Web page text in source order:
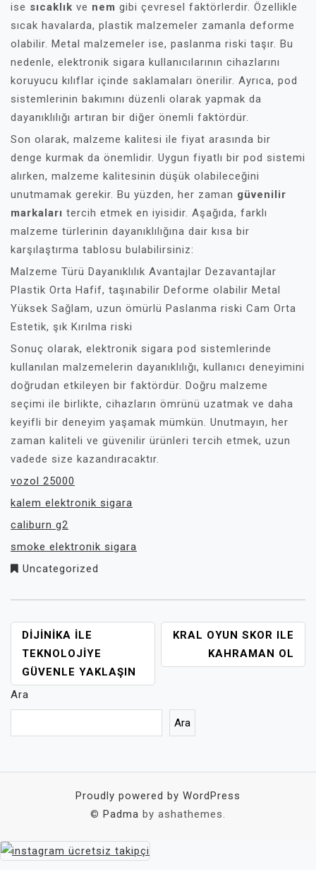
ise sıcaklık ve nem gibi çevresel faktörlerdir. Özellikle
sıcak havalarda, plastik malzemeler zamanla deforme
olabilir. Metal malzemeler ise, paslanma riski taşır. Bu
nedenle, elektronik sigara kullanıcılarının cihazlarını
koruyucu kılıflar içinde saklamaları önerilir. Ayrıca, pod
sistemlerinin bakımını düzenli olarak yapmak da
dayanıklılığı artıran bir diğer önemli faktördür.
Son olarak, malzeme kalitesi ile fiyat arasında bir
denge kurmak da önemlidir. Uygun fiyatlı bir pod sistemi
alırken, malzeme kalitesinin düşük olabileceğini
unutmamak gerekir. Bu yüzden, her zaman güvenilir
markaları tercih etmek en iyisidir. Aşağıda, farklı
malzeme türlerinin dayanıklılığına dair kısa bir
karşılaştırma tablosu bulabilirsiniz:
Malzeme Türü Dayanıklılık Avantajlar Dezavantajlar
Plastik Orta Hafif, taşınabilir Deforme olabilir Metal
Yüksek Sağlam, uzun ömürlü Paslanma riski Cam Orta
Estetik, şık Kırılma riski
Sonuç olarak, elektronik sigara pod sistemlerinde
kullanılan malzemelerin dayanıklılığı, kullanıcı deneyimini
doğrudan etkileyen bir faktördür. Doğru malzeme
seçimi ile birlikte, cihazların ömrünü uzatmak ve daha
keyifli bir deneyim yaşamak mümkün. Unutmayın, her
zaman kaliteli ve güvenilir ürünleri tercih etmek, uzun
vadede size kazandıracaktır.
vozol 25000
kalem elektronik sigara
caliburn g2
smoke elektronik sigara
Uncategorized
YAZI
GEZINMESI
DIJINIKA İLE
TEKNOLOJIYE
GÜVENLE YAKLAŞIN
KRAL OYUN SKOR ILE
KAHRAMAN OL
Ara
Ara
Proudly powered by WordPress
© Padma by ashathemes.